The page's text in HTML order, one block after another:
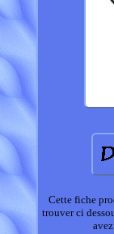
Cette fiche
trouver ci